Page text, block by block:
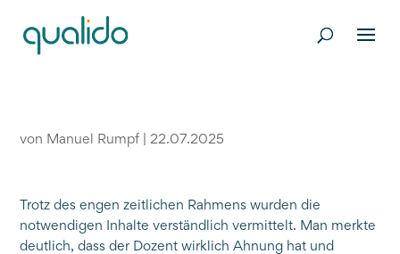
von Manuel Rumpf |22.07.2025
Trotz des engen zeitlichen Rahmens wurden die
notwendigen Inhalte verständlich vermittelt. Man merkte
deutlich, dass der Dozent wirklich Ahnung hat und